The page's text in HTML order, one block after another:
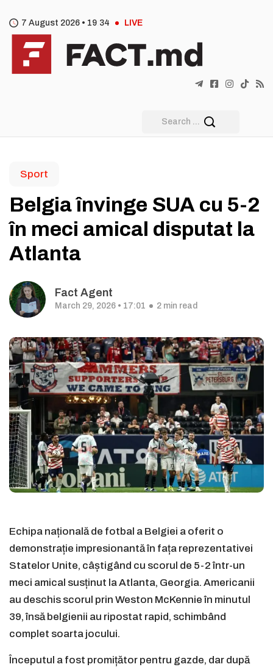
7 August 2026 • 19 34 LIVE
Sport
Belgia învinge SUA cu 5-2
în meci amical disputat la
Atlanta
Fact Agent
March 29, 2026 • 17:01 2 min read
Echipa națională de fotbal a Belgiei a oferit o
demonstrație impresionantă în fața reprezentativei
Statelor Unite, câștigând cu scorul de 5-2 într-un
meci amical susținut la Atlanta, Georgia. Americanii
au deschis scorul prin Weston McKennie în minutul
39, însă belgienii au ripostat rapid, schimbând
complet soarta jocului.
Începutul a fost promițător pentru gazde, dar după